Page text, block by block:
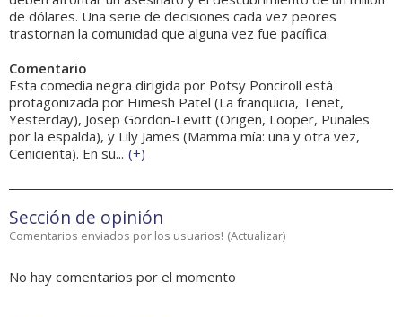
de dólares. Una serie de decisiones cada vez peores
trastornan la comunidad que alguna vez fue pacífica.
Comentario
Esta comedia negra dirigida por Potsy Ponciroll está
protagonizada por Himesh Patel (La franquicia, Tenet,
Yesterday), Josep Gordon-Levitt (Origen, Looper, Puñales
por la espalda), y Lily James (Mamma mía: una y otra vez,
Cenicienta). En su... (+)
Sección de opinión
Comentarios enviados por los usuarios! (Actualizar)
No hay comentarios por el momento